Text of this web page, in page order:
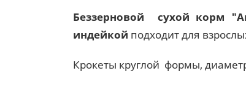
Беззерновой сухой корм
индейкой подходит для
Крокеты круглой формы,